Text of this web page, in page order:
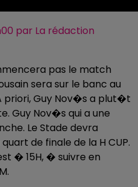
par La rédaction
pas le match
sera sur le banc au
priori, Guy Nov�s a plut�t
Guy Nov�s qui a une
Le Stade devra
de finale de la H CUP.
� 15H, � suivre en